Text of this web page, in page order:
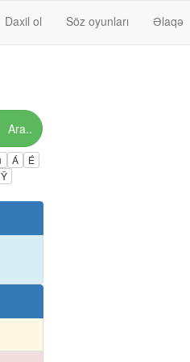
Daxil ol Söz oyunları Əlaqə
Ara..
Á
É
Ÿ